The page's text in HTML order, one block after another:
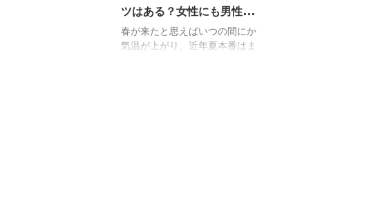
ツはある？女性にも男性に
もおすすめの日傘！
春が来たと思えばいつの間にか
気温が上がり、近年夏本番はま